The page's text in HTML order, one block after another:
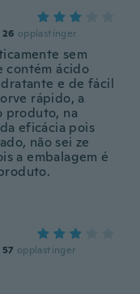
26 opplastinger
sem
contém ácido
e de fácil
rápido, a
produto, na
eficácia pois
não sei ze
a embalagem é
57 opplastinger